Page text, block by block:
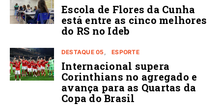
Escola de Flores da Cunha
está entre as cinco melhores
do RS no Ideb
DESTAQUE 05 ESPORTE
Internacional supera
Corinthians no agregado e
avança para as Quartas da
Copa do Brasil